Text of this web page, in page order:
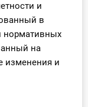
и
в
нормативных
на
изменения и